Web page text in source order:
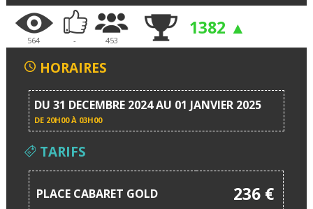
564 - 453
1382 ▲
HORAIRES
DU 31 DECEMBRE 2024 AU 01 JANVIER 2025
DE 20H00 À 03H00
TARIFS
PLACE CABARET GOLD 236 €